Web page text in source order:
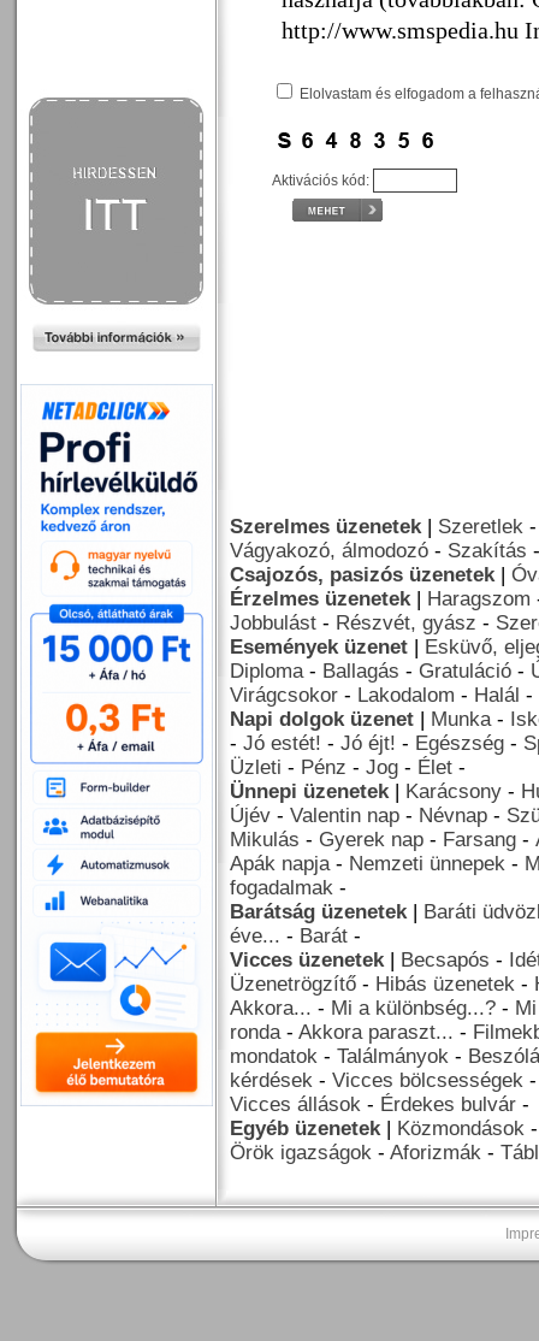
Elolvastam és elfogadom a
Aktivációs kód:
Szerelmes üzenetek| Szeretlek
Vágyakozó, álmodozó - Szakítás
Csajozós, pasizós üzenetek|
Érzelmes üzenetek| Haragszom
Jobbulást - Részvét, gyász -
Események üzenet | Esküvő,
Diploma- Ballagás - Gratuláció -
Virágcsokor - Lakodalom - Halál -
Napi dolgok üzenet | Munka-
- Jó estét! - Jó éjt! - Egészség -
Üzleti - Pénz - Jog - Élet -
Ünnepi üzenetek| Karácsony -
Újév - Valentin nap - Névnap -
Mikulás - Gyerek nap - Farsang -
Apák napja- Nemzeti ünnepek -
fogadalmak -
Barátság üzenetek| Baráti
éve... - Barát -
Vicces üzenetek| Becsapós -
Üzenetrögzítő - Hibás üzenetek -
Akkora... - Mi a különbség...? -
ronda- Akkora paraszt... -
mondatok - Találmányok -
kérdések - Vicces bölcsességek
Vicces állások - Érdekes bulvár -
Egyéb üzenetek| Közmondások
Örök igazságok - Aforizmák -